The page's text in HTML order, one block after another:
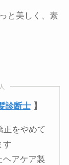
と美しく、素
診断士】
正をやめて
す
ヘアケア製